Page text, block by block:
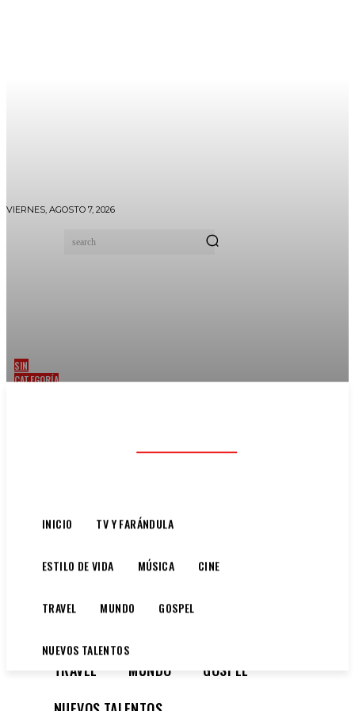
VIERNES, AGOSTO 7, 2026
search
SIN
CATEGORÍA
TRAVEL
MUNDO
GOSPEL
INICIO TV Y FARÁNDULA
ESTILO DE VIDA MÚSICA CINE
TRAVEL MUNDO GOSPEL
NUEVOS TALENTOS